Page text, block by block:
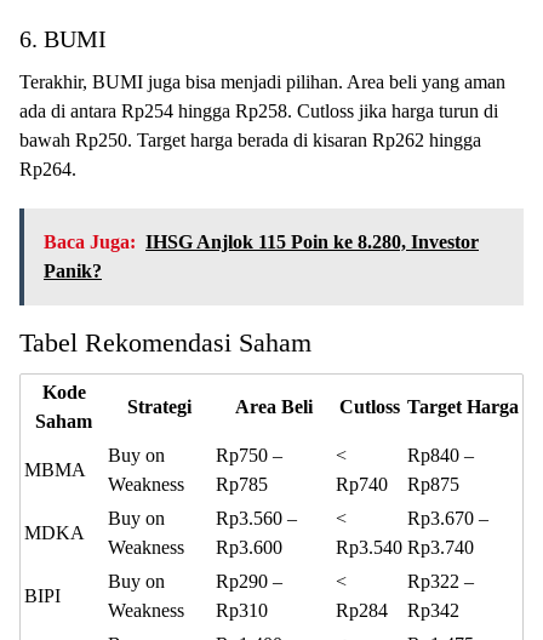
6. BUMI
Terakhir, BUMI juga bisa menjadi pilihan. Area beli yang aman
ada di antara Rp254 hingga Rp258. Cutloss jika harga turun di
bawah Rp250. Target harga berada di kisaran Rp262 hingga
Rp264.
Baca Juga: IHSG Anjlok 115 Poin ke 8.280, Investor
Panik?
Tabel Rekomendasi Saham
Kode
Saham
Strategi Area Beli Cutloss Target Harga
MBMA
Buy on
Weakness
Rp750 –
Rp785
<
Rp740
Rp840 –
Rp875
MDKA
Buy on
Weakness
Rp3.560 –
Rp3.600
<
Rp3.540
Rp3.670 –
Rp3.740
BIPI
Buy on
Weakness
Rp290 –
Rp310
<
Rp284
Rp322 –
Rp342